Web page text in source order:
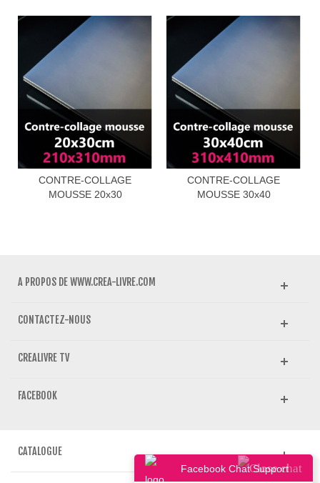
CONTRE-COLLAGE
MOUSSE 20x30
CONTRE-COLLAGE
MOUSSE 30x40
A PROPOS DE WWW.CREA-LIVRE.COM
CONTACTEZ-NOUS
CREALIVRE TV
FACEBOOK
CATALOGUE
Facebook Chat Support